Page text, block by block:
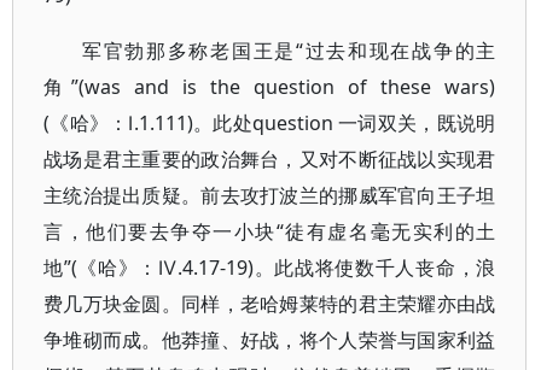
军官勃那多称老国王是“过去和现在战争的主
角”(was and is the question of these wars)
(《哈》：Ⅰ.1.111)。此处question 一词双关，既说明
战场是君主重要的政治舞台，又对不断征战以实现君
主统治提出质疑。前去攻打波兰的挪威军官向王子坦
言，他们要去争夺一小块“徒有虚名毫无实利的土
地”(《哈》：Ⅳ.4.17-19)。此战将使数千人丧命，浪
费几万块金圆。同样，老哈姆莱特的君主荣耀亦由战
争堆砌而成。他莽撞、好战，将个人荣誉与国家利益